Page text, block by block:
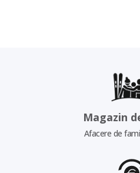
Magazin
Afacere de